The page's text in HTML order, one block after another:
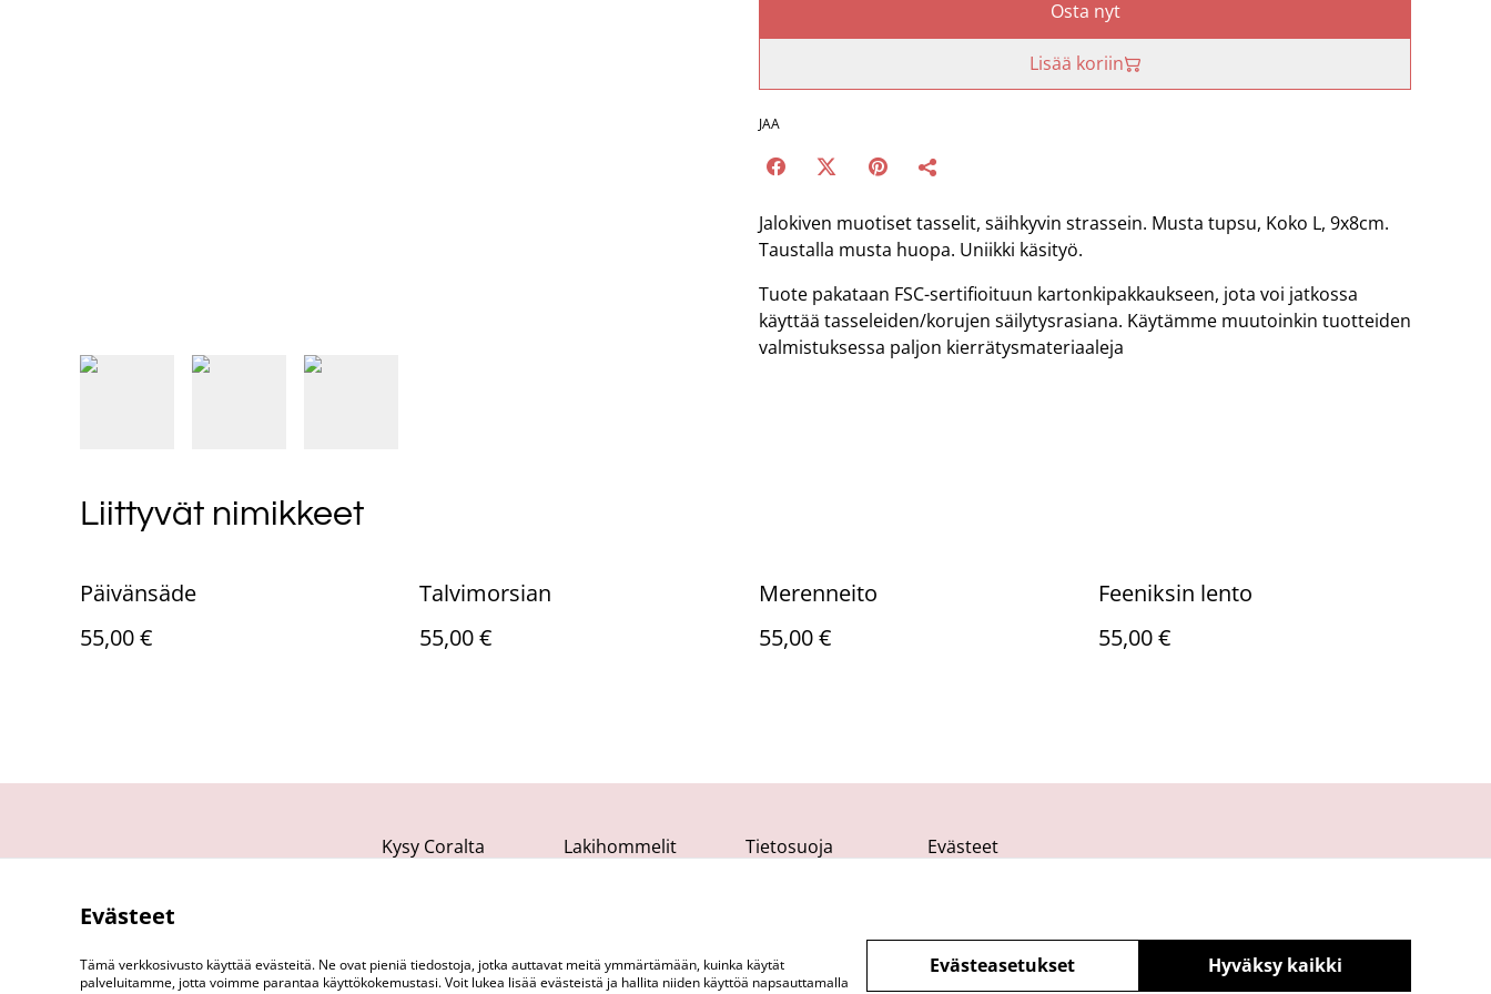
Osta nyt
Lisää koriin
JAA
Jalokiven muotiset tasselit, säihkyvin strassein. Musta tupsu, Koko L, 9x8cm.
Taustalla musta huopa. Uniikki käsityö.
Tuote pakataan FSC-sertifioituun kartonkipakkaukseen, jota voi jatkossa
käyttää tasseleiden/korujen säilytysrasiana. Käytämme muutoinkin tuotteiden
valmistuksessa paljon kierrätysmateriaaleja
Liittyvät nimikkeet
Päivänsäde
55,00 €
Talvimorsian
55,00 €
Merenneito
55,00 €
Feeniksin lento
55,00 €
Kysy Coralta Lakihommelit Tietosuoja Evästeet
Evästeet
Tämä verkkosivusto käyttää evästeitä. Ne ovat pieniä tiedostoja, jotka auttavat meitä ymmärtämään, kuinka käytät
palveluitamme, jotta voimme parantaa käyttökokemustasi. Voit lukea lisää evästeistä ja hallita niiden käyttöä napsauttamalla
Hyväksy kaikki
Evästeasetukset